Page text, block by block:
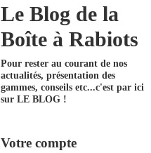
Le Blog de la
Boîte à Rabiots
Pour rester au courant de nos
actualités, présentation des
gammes, conseils etc...c'est par ici
sur LE BLOG !
Votre compte